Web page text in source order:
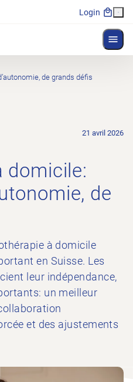
Login
de grands défis
21 avril 2026
domicile:
de
à domicile
en Suisse. Les
leur indépendance,
un meilleur
et des ajustements